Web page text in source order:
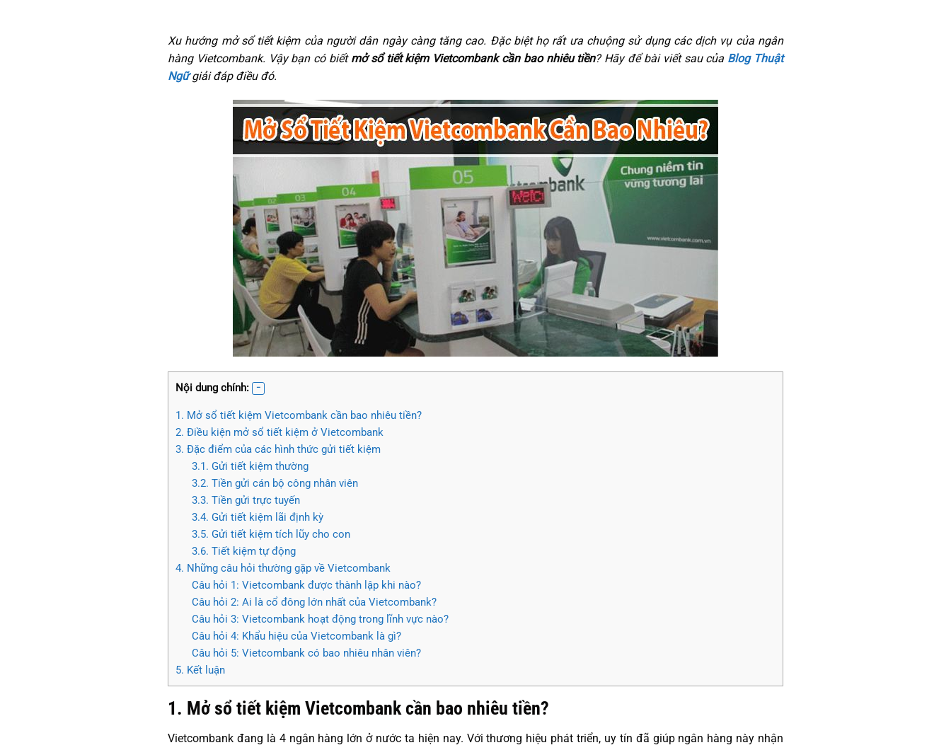
Xu hướng mở sổ tiết kiệm của người dân ngày càng tăng cao. Đặc biệt họ rất ưa chuộng sử dụng các dịch vụ của ngân
hàng Vietcombank. Vậy bạn có biếtmở sổ tiết kiệm Vietcombank cần bao nhiêu tiền? Hãy để bài viết sau của Blog Thuật
Ngữgiải đáp điều đó.
Nội dung chính:
1. Mở sổ tiết kiệm Vietcombank cần bao nhiêu tiền?
2. Điều kiện mở sổ tiết kiệm ở Vietcombank
3. Đặc điểm của các hình thức gửi tiết kiệm
3.1. Gửi tiết kiệm thường
3.2. Tiền gửi cán bộ công nhân viên
3.3. Tiền gửi trực tuyến
3.4. Gửi tiết kiệm lãi định kỳ
3.5. Gửi tiết kiệm tích lũy cho con
3.6. Tiết kiệm tự động
4. Những câu hỏi thường gặp về Vietcombank
Câu hỏi 1: Vietcombank được thành lập khi nào?
Câu hỏi 2: Ai là cổ đông lớn nhất của Vietcombank?
Câu hỏi 3: Vietcombank hoạt động trong lĩnh vực nào?
Câu hỏi 4: Khẩu hiệu của Vietcombank là gì?
Câu hỏi 5: Vietcombank có bao nhiêu nhân viên?
5. Kết luận
1. Mở sổ tiết kiệm Vietcombank cần bao nhiêu tiền?
Vietcombank đang là 4 ngân hàng lớn ở nước ta hiện nay. Với thương hiệu phát triển, uy tín đã giúp ngân hàng này nhận